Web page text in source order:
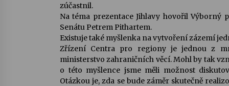
Za kulturou kousek za Humpolec. V
Želivě ožije odkaz Josefa Čapka
13. 7. 2026
zúčastnil.
Na téma prezentace Jihlavy hovořil Výborný
Senátu Petrem Pithartem.
Existuje také myšlenka na vytvoření zázemí
Zřízení Centra pro regiony je jednou z
ministerstvo zahraničních věcí. Mohl by tak
o této myšlence jsme měli možnost
Otázkou je, zda se bude záměr skutečně